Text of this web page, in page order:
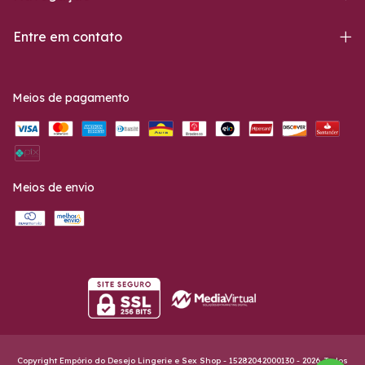
Entre em contato
Meios de pagamento
Meios de envio
Copyright Empório do Desejo Lingerie e Sex Shop - 15282042000130 - 2026. Todos